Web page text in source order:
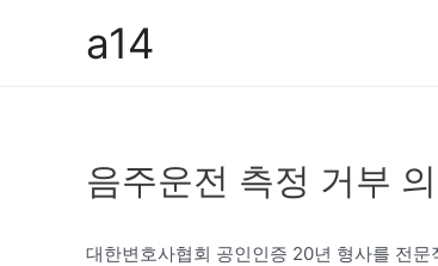
a14
음주운전 측정 거부
대한변호사협회 공인인증 20년 형사를 전